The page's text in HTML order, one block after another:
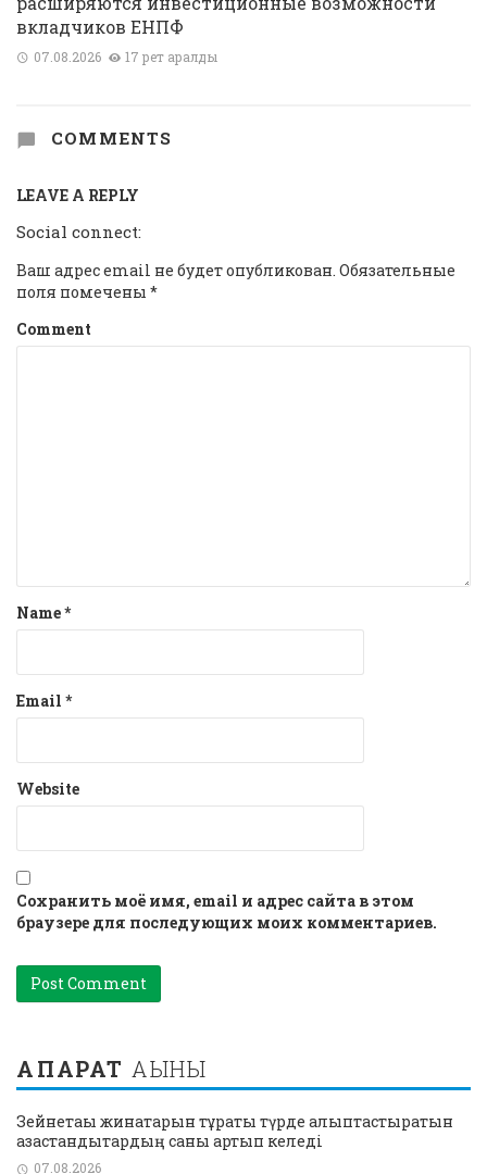
вкладчиков ЕНПФ
07.08.2026 17 рет қаралды
COMMENTS
LEAVE A REPLY
Social connect:
Ваш адрес email не будет опубликован. Обязательные
поля помечены *
Comment
Name*
Email *
Website
Сохранить моё имя, email и адрес сайта в этом
браузере для последующих моих комментариев.
АҚПАРАТ АҒЫНЫ
Зейнетақы жинақтарын тұрақты түрде қалыптастыратын
қазақстандықтардың саны артып келеді
07.08.2026